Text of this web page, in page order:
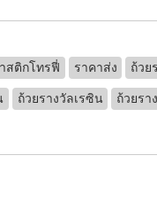
สติกโทรฟี่ ราคาส่ง ถ้วย
ถ้วยรางวัลเรซิน ถ้วยร